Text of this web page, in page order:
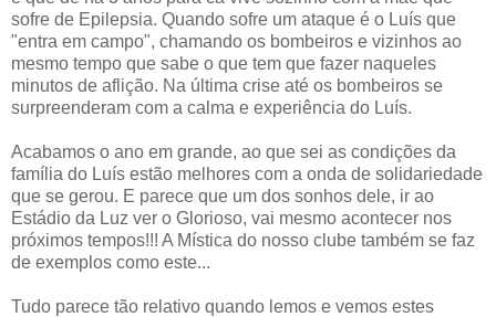
sofre de Epilepsia. Quando sofre um ataque é o Luís que
"entra em campo", chamando os bombeiros e vizinhos ao
mesmo tempo que sabe o que tem que fazer naqueles
minutos de aflição. Na última crise até os bombeiros se
surpreenderam com a calma e experiência do Luís.
Acabamos o ano em grande, ao que sei as condições da
família do Luís estão melhores com a onda de solidariedade
que se gerou. E parece que um dos sonhos dele, ir ao
Estádio da Luz ver o Glorioso, vai mesmo acontecer nos
próximos tempos!!! A Mística do nosso clube também se faz
de exemplos como este...
Tudo parece tão relativo quando lemos e vemos estes